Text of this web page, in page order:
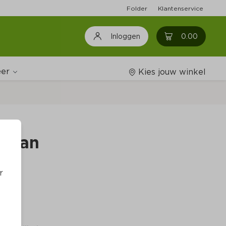
Folder Klantenservice
Inloggen 0.00 0
Kies jouw winkel